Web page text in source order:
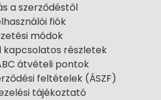
a szerződéstől
fiók
módok
kapcsolatos részletek
átvételi pontok
feltételek (ÁSZF)
tájékoztató